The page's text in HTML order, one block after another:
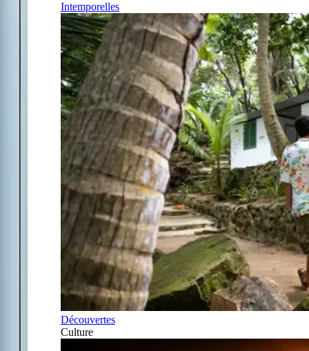
Intemporelles
Découvertes
Culture